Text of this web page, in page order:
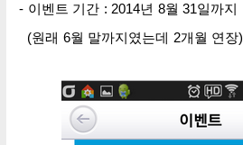
- 이벤트 기간 : 2014년 8월 31일까지
(원래 6월 말까지였는데 2개월 연장)